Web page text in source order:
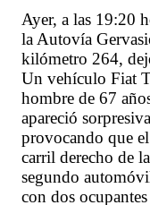
Ayer, a las 19:20
la Autovía
kilómetro 264,
Un vehículo Fiat
hombre de 67
apareció
provocando que
carril derecho de
segundo
con dos